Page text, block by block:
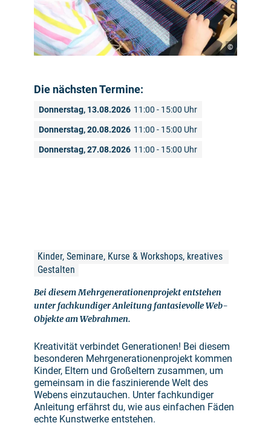
©
Die nächsten Termine:
Donnerstag, 13.08.2026 11:00 - 15:00 Uhr
Donnerstag, 20.08.2026 11:00 - 15:00 Uhr
Donnerstag, 27.08.2026 11:00 - 15:00 Uhr
Kinder, Seminare, Kurse & Workshops, kreatives
Gestalten
Bei diesem Mehrgenerationenprojekt entstehen
unter fachkundiger Anleitung fantasievolle Web-
Objekte am Webrahmen.
Kreativität verbindet Generationen! Bei diesem
besonderen Mehrgenerationenprojekt kommen
Kinder, Eltern und Großeltern zusammen, um
gemeinsam in die faszinierende Welt des
Webens einzutauchen. Unter fachkundiger
Anleitung erfährst du, wie aus einfachen Fäden
echte Kunstwerke entstehen.